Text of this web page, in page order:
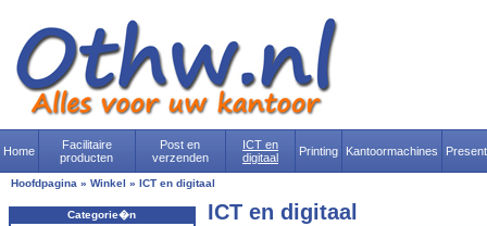
Home
Facilitaire
producten
Post en
verzenden
ICT en
digitaal
Printing Kantoormachines
Hoofdpagina » Winkel » ICT en digitaal
Categorie�n ICT en digitaal